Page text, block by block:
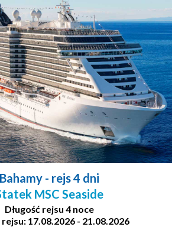
Bahamy- rejs 4 dni
MSC Seaside
Długość rejsu 4 noce
17.08.2026 - 21.08.2026